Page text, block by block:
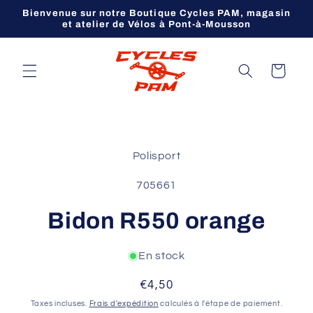
passer
Bienvenue sur notre Boutique Cycles PAM, magasin
et atelier de Vélos à Pont-à-Mousson
Panier
Polisport
SKU:
705661
Bidon R550 orange
En stock
Prix
habituel
€4,50
Taxes incluses. Frais d'expédition calculés à l'étape de paiement.